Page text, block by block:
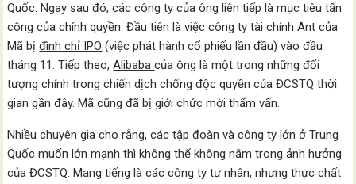
Quốc. Ngay sau đó, các công ty của ông liên tiếp là mục tiêu tấn
công của chính quyền. Đầu tiên là việc công ty tài chính Ant của
Mã bịđình chỉ IPO (việc phát hành cổ phiếu lần đầu) vào đầu
tháng 11. Tiếp theo,Alibabacủa ông là một trong những đối
tượng chính trong chiến dịch chống độc quyền của ĐCSTQ thời
gian gần đây. Mã cũng đã bị giới chức mời thẩm vấn.
Nhiều chuyên gia cho rằng, các tập đoàn và công ty lớn ở Trung
Quốc muốn lớn mạnh thì không thể không nằm trong ảnh hưởng
của ĐCSTQ. Mang tiếng là các công ty tư nhân, nhưng thực chất